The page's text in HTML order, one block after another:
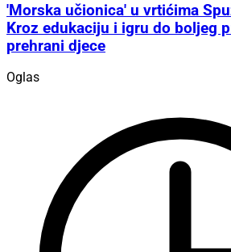
'Morska učionica' u vrtićima
Kroz edukaciju i igru do boljeg
prehrani djece
Oglas